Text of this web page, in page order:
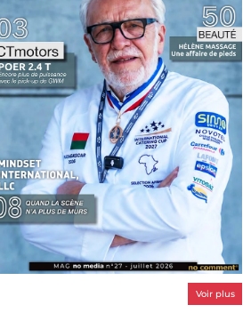
on pourrait s'arrêter là, applaudir et
chez soi satisfait. Mais ce serait
à côté d'une chose essentielle. La
ça brûle fort — et parfois, ça brûle
Une flamme sans direction peut
autant qu'elle peut consumer. C'est
que les aînés entrent en scène — pas
reprendre le gouvernail, mais pour
où sont les récifs. Les jeunes ont la
les vieux ont l'expérience, comme on
Ce n'est pas un combat de générations
c'est une question d'équipage. Partagez
réussites, mais aussi vos échecs. Surtout
échecs, d'ailleurs — ils enseignent
que n'importe quel manuel. À
la barque avance. Il faut juste
que tout le monde rame dans le
Voir plus